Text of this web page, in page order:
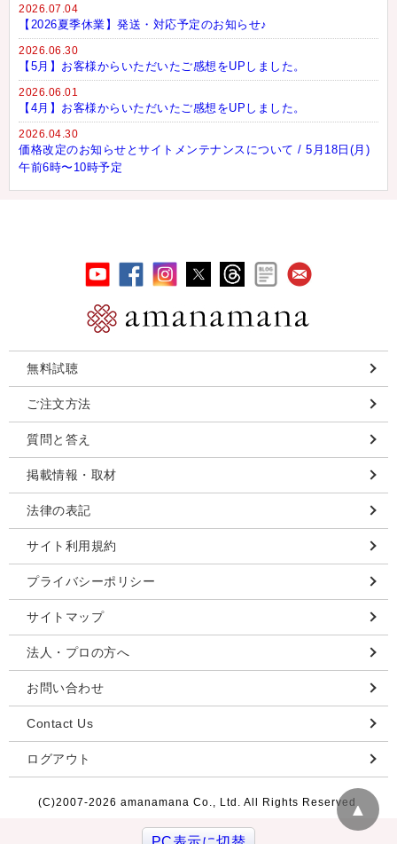
2026.07.04
【2026夏季休業】発送・対応予定のお知らせ♪
2026.06.30
【5月】お客様からいただいたご感想をUPしました。
2026.06.01
【4月】お客様からいただいたご感想をUPしました。
2026.04.30
価格改定のお知らせとサイトメンテナンスについて / 5月18日(月)
午前6時〜10時予定
無料試聴
ご注文方法
質問と答え
掲載情報・取材
法律の表記
サイト利用規約
プライバシーポリシー
サイトマップ
法人・プロの方へ
お問い合わせ
Contact Us
ログアウト
▲
(C)2007-2026 amanamana Co., Ltd. All Rights Reserved.